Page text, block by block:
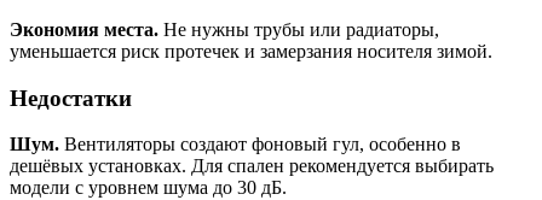
Экономия места. Не нужны трубы или радиаторы,
уменьшается риск протечек и замерзания носителя зимой.
Недостатки
Шум. Вентиляторы создают фоновый гул, особенно в
дешёвых установках. Для спален рекомендуется выбирать
модели с уровнем шума до 30 дБ.